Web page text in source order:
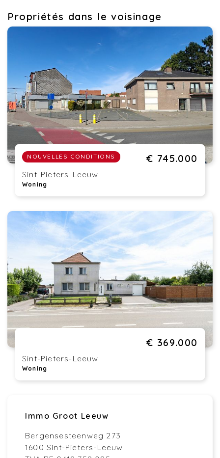
Propriétés dans le voisinage
NOUVELLES CONDITIONS € 745.000
Sint-Pieters-Leeuw
Woning
€ 369.000
Sint-Pieters-Leeuw
Woning
Immo Groot Leeuw
Bergensesteenweg 273
1600 Sint-Pieters-Leeuw